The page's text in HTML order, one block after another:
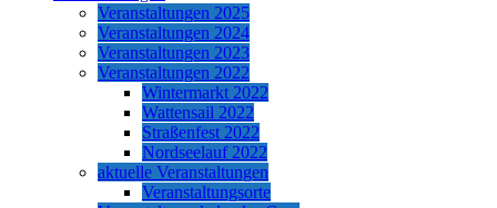
Veranstaltungen 2025
Veranstaltungen 2024
Veranstaltungen 2023
Veranstaltungen 2022
Wintermarkt 2022
Wattensail 2022
Straßenfest 2022
Nordseelauf 2022
aktuelle Veranstaltungen
Veranstaltungsorte